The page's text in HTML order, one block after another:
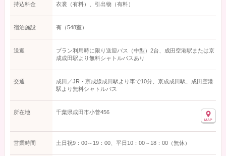
持込料金 衣裳（有料）、引出物（有料）
宿泊施設 有（548室）
送迎
プラン利用時に限り送迎バス（中型）2台、成田空港駅または京
成成田駅より無料シャトルバスあり
交通
成田／JR・京成線成田駅より車で10分、京成成田駅、成田空港
駅より無料シャトルバス
所在地 千葉県成田市小菅456
営業時間 土日祝9：00～19：00、平日10：00～18：00（無休）